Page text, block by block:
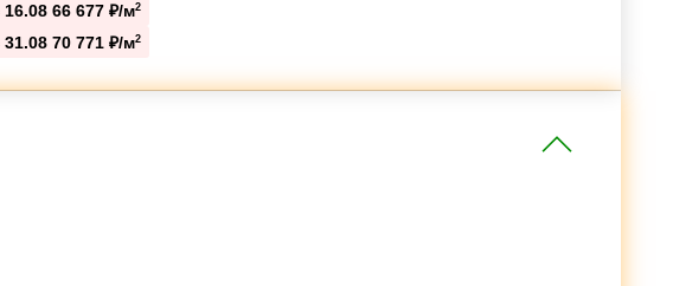
16.08 66 677 ₽/м2
31.08 70 771 ₽/м2